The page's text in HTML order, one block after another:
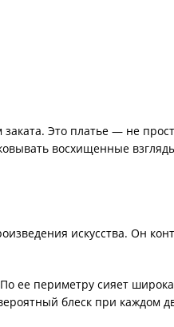
Это платье — не
восхищенные
искусства. Он
ее периметру сияет
блеск при каждом